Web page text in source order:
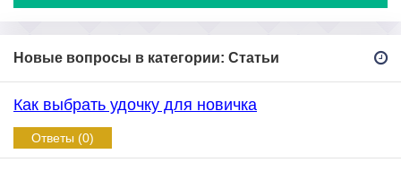
Новые вопросы в категории: Статьи
Как выбрать удочку для новичка
Ответы (0)